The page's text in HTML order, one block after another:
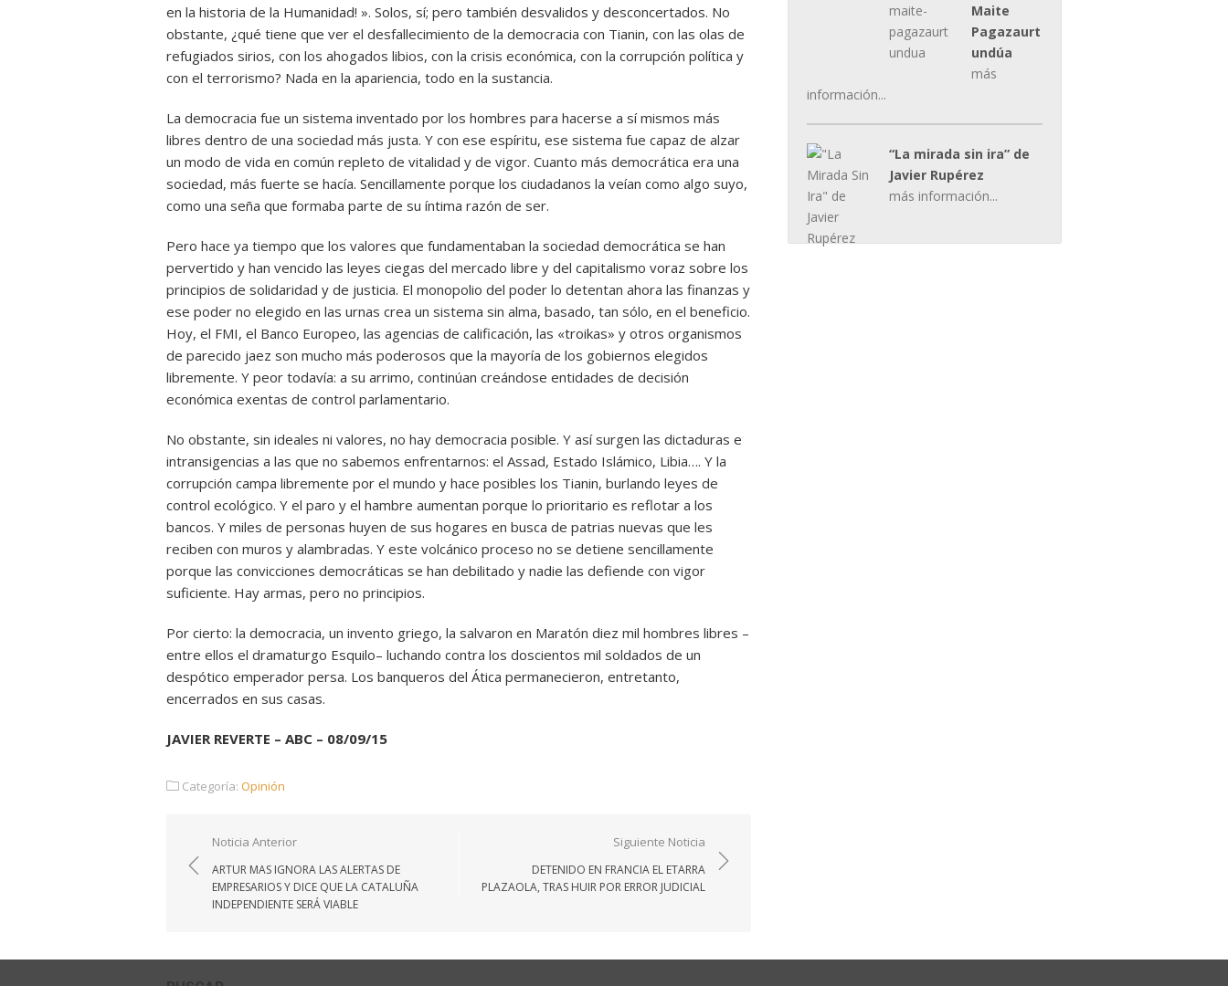
en la historia de la Humanidad! ». Solos, sí; pero también desvalidos y desconcertados. No
obstante, ¿qué tiene que ver el desfallecimiento de la democracia con Tianin, con las olas de
refugiados sirios, con los ahogados libios, con la crisis económica, con la corrupción política y
con el terrorismo? Nada en la apariencia, todo en la sustancia.
La democracia fue un sistema inventado por los hombres para hacerse a sí mismos más
libres dentro de una sociedad más justa. Y con ese espíritu, ese sistema fue capaz de alzar
un modo de vida en común repleto de vitalidad y de vigor. Cuanto más democrática era una
sociedad, más fuerte se hacía. Sencillamente porque los ciudadanos la veían como algo suyo,
como una seña que formaba parte de su íntima razón de ser.
Pero hace ya tiempo que los valores que fundamentaban la sociedad democrática se han
pervertido y han vencido las leyes ciegas del mercado libre y del capitalismo voraz sobre los
principios de solidaridad y de justicia. El monopolio del poder lo detentan ahora las finanzas y
ese poder no elegido en las urnas crea un sistema sin alma, basado, tan sólo, en el beneficio.
Hoy, el FMI, el Banco Europeo, las agencias de calificación, las «troikas» y otros organismos
de parecido jaez son mucho más poderosos que la mayoría de los gobiernos elegidos
libremente. Y peor todavía: a su arrimo, continúan creándose entidades de decisión
económica exentas de control parlamentario.
No obstante, sin ideales ni valores, no hay democracia posible. Y así surgen las dictaduras e
intransigencias a las que no sabemos enfrentarnos: el Assad, Estado Islámico, Libia…. Y la
corrupción campa libremente por el mundo y hace posibles los Tianin, burlando leyes de
control ecológico. Y el paro y el hambre aumentan porque lo prioritario es reflotar a los
bancos. Y miles de personas huyen de sus hogares en busca de patrias nuevas que les
reciben con muros y alambradas. Y este volcánico proceso no se detiene sencillamente
porque las convicciones democráticas se han debilitado y nadie las defiende con vigor
suficiente. Hay armas, pero no principios.
Por cierto: la democracia, un invento griego, la salvaron en Maratón diez mil hombres libres –
entre ellos el dramaturgo Esquilo– luchando contra los doscientos mil soldados de un
despótico emperador persa. Los banqueros del Ática permanecieron, entretanto,
encerrados en sus casas.
JAVIER REVERTE – ABC – 08/09/15
Categoría: Opinión
Navegación
de
entradas
Noticia Anterior
ARTUR MAS IGNORA LAS ALERTAS DE
EMPRESARIOS Y DICE QUE LA CATALUÑA
INDEPENDIENTE SERÁ VIABLE
Siguiente Noticia
DETENIDO EN FRANCIA EL ETARRA
PLAZAOLA, TRAS HUIR POR ERROR JUDICIAL
Maite
Pagazaurt
undúa
más
información...
“La mirada sin ira” de
Javier Rupérez
más información...